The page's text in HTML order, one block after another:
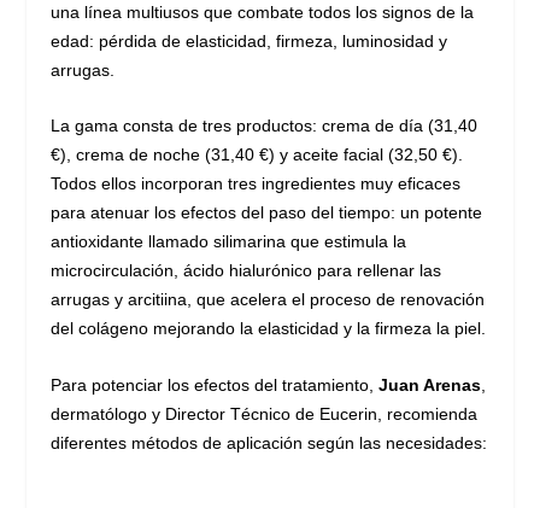
una línea multiusos que combate todos los signos de la
edad: pérdida de elasticidad, firmeza, luminosidad y
arrugas.
La gama consta de tres productos: crema de día (31,40
€), crema de noche (31,40 €) y aceite facial (32,50 €).
Todos ellos incorporan tres ingredientes muy eficaces
para atenuar los efectos del paso del tiempo: un potente
antioxidante llamado silimarina que estimula la
microcirculación, ácido hialurónico para rellenar las
arrugas y arcitiina, que acelera el proceso de renovación
del colágeno mejorando la elasticidad y la firmeza la piel.
Para potenciar los efectos del tratamiento,Juan Arenas
dermatólogo y Director Técnico de Eucerin, recomienda
diferentes métodos de aplicación según las necesidades: